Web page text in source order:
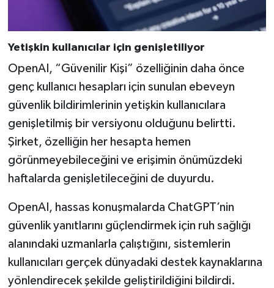
Yetişkin kullanıcılar için genişletiliyor
OpenAI, “Güvenilir Kişi” özelliğinin daha önce
genç kullanıcı hesapları için sunulan ebeveyn
güvenlik bildirimlerinin yetişkin kullanıcılara
genişletilmiş bir versiyonu olduğunu belirtti.
Şirket, özelliğin her hesapta hemen
görünmeyebileceğini ve erişimin önümüzdeki
haftalarda genişletileceğini de duyurdu.
OpenAI, hassas konuşmalarda ChatGPT’nin
güvenlik yanıtlarını güçlendirmek için ruh sağlığı
alanındaki uzmanlarla çalıştığını, sistemlerin
kullanıcıları gerçek dünyadaki destek kaynaklarına
yönlendirecek şekilde geliştirildiğini bildirdi.